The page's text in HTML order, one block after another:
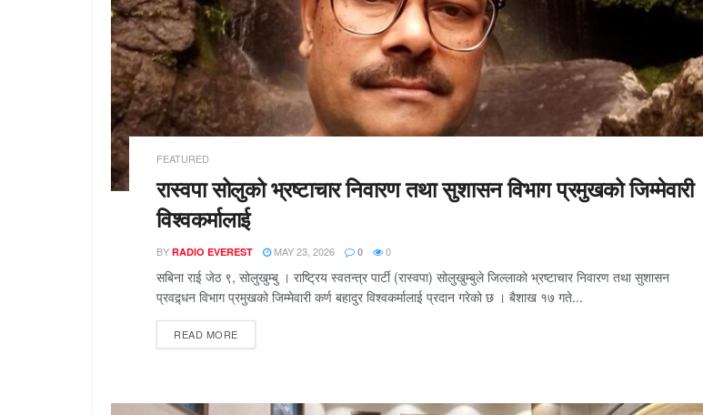
FEATURED
रास्वपा सोलुको भ्रष्टाचार निवारण तथा सुशासन विभाग प्रमुखको जिम्मेवारी
विश्वकर्मालाई
BY RADIO EVEREST MAY 23, 2026 0 0
सबिना राई जेठ ९, सोलुखुम्बु । राष्ट्रिय स्वतन्त्र पार्टी (रास्वपा) सोलुखुम्बुले जिल्लाको भ्रष्टाचार निवारण तथा सुशासन
प्रवद्र्धन विभाग प्रमुखको जिम्मेवारी कर्ण बहादुर विश्वकर्मालाई प्रदान गरेको छ । बैशाख १७ गते...
READ MORE